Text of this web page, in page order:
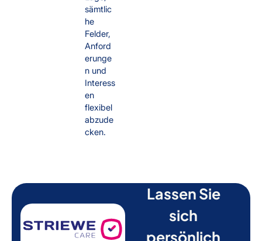
sämtlic
he
Felder,
Anford
erunge
n und
Interess
en
flexibel
abzude
cken.
Lassen Sie
sich
persönlich